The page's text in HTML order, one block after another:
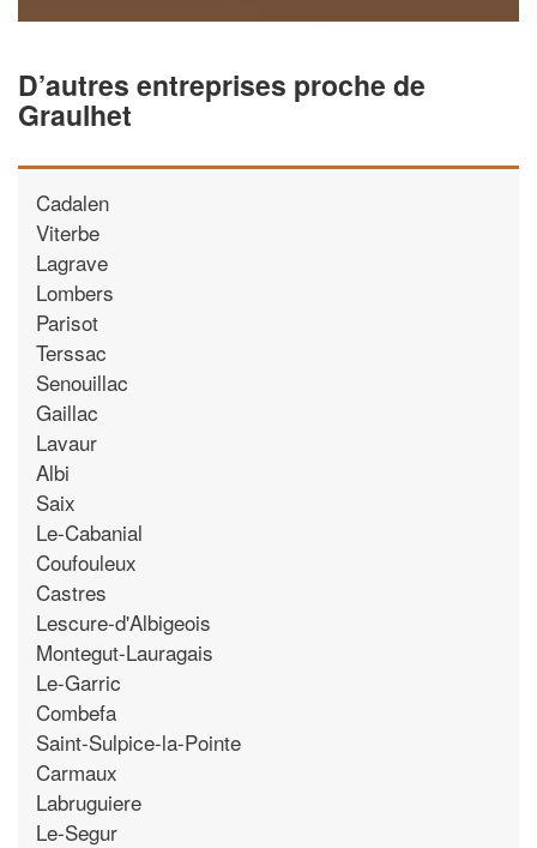
D’autres entreprises proche de
Graulhet
Cadalen
Viterbe
Lagrave
Lombers
Parisot
Terssac
Senouillac
Gaillac
Lavaur
Albi
Saix
Le-Cabanial
Coufouleux
Castres
Lescure-d'Albigeois
Montegut-Lauragais
Le-Garric
Combefa
Saint-Sulpice-la-Pointe
Carmaux
Labruguiere
Le-Segur